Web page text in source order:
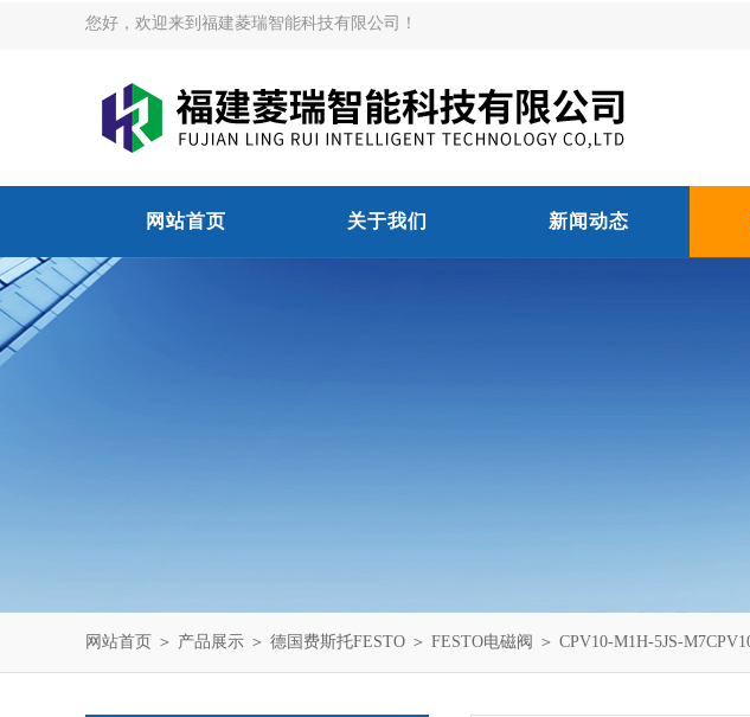
您好，欢迎来到福建菱瑞智能科技有限公司！
网站首页 关于我们 新闻动态
网站首页 ＞ 产品展示 ＞ 德国费斯托FESTO ＞ FESTO电磁阀 ＞ CPV10-M1H-5JS-